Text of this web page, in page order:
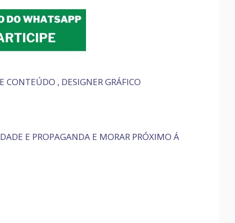
CONTEÚDO , DESIGNER GRÁFICO
E PROPAGANDA E MORAR PRÓXIMO Á